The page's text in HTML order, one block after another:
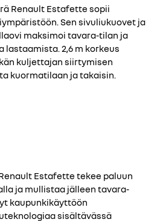
Renault Estafette sopii
Sen sivuliukuovet ja
maksimoi tavara-tilan ja
2,6 m korkeus
kuljettajan siirtymisen
kuormatilaan ja takaisin.
Estafette tekee paluun
ja mullistaa jälleen tavara-
kaupunkikäyttöön
sisältävässä